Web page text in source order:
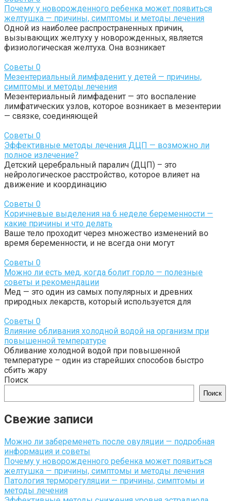
Почему у новорожденного ребенка может появиться
желтушка — причины, симптомы и методы лечения
Одной из наиболее распространенных причин,
вызывающих желтуху у новорожденных, является
физиологическая желтуха. Она возникает
Советы 0
Мезентериальный лимфаденит у детей — причины,
симптомы и методы лечения
Мезентериальный лимфаденит — это воспаление
лимфатических узлов, которое возникает в мезентерии
— связке, соединяющей
Советы 0
Эффективные методы лечения ДЦП — возможно ли
полное излечение?
Детский церебральный паралич (ДЦП) – это
нейрологическое расстройство, которое влияет на
движение и координацию
Советы 0
Коричневые выделения на 6 неделе беременности —
какие причины и что делать
Ваше тело проходит через множество изменений во
время беременности, и не всегда они могут
Советы 0
Можно ли есть мед, когда болит горло — полезные
советы и рекомендации
Мед — это один из самых популярных и древних
природных лекарств, который используется для
Советы 0
Влияние обливания холодной водой на организм при
повышенной температуре
Обливание холодной водой при повышенной
температуре – один из старейших способов быстро
сбить жару
Поиск
Поиск
Свежие записи
Можно ли забеременеть после овуляции — подробная
информация и советы
Почему у новорожденного ребенка может появиться
желтушка — причины, симптомы и методы лечения
Патология терморегуляции — причины, симптомы и
методы лечения